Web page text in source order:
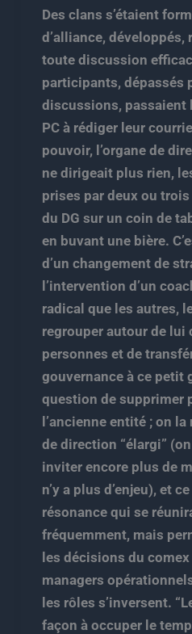
Des clans s’étaient
d’alliance,
toute discussion
participants, dépassés
discussions, passaient
PC à rédiger leur
pouvoir, l’organe de
ne dirigeait plus rien,
prises par deux ou
du DG sur un coin de
en buvant une bière.
d’un changement de
l’intervention d’un
radical que les autres,
regrouper autour de lui
personnes et de
gouvernance à ce petit
question de supprimer
l’ancienne entité ; on
de direction “élargi”
inviter encore plus de
n’y a plus d’enjeu), et
résonance qui se
fréquemment, mais
les décisions du
managers
les rôles s’inversent.
façon à occuper le